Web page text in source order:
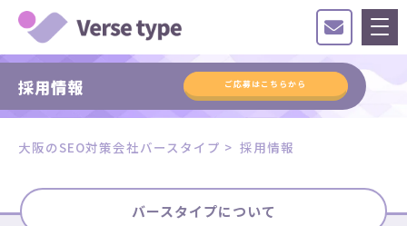
採用情報 ご応募はこちらから
大阪のSEO対策会社バースタイプ > 採用情報
バースタイプについて